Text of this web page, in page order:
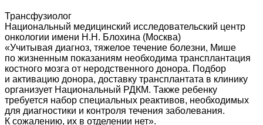
Трансфузиолог
Национальный медицинский исследовательский центр
онкологии имени Н.Н. Блохина (Москва)
«Учитывая диагноз, тяжелое течение болезни, Мише
по жизненным показаниям необходима трансплантация
костного мозга от неродственного донора. Подбор
и активацию донора, доставку трансплантата в клинику
организует Национальный РДКМ. Также ребенку
требуется набор специальных реактивов, необходимых
для диагностики и контроля течения заболевания.
К сожалению, их в отделении нет».